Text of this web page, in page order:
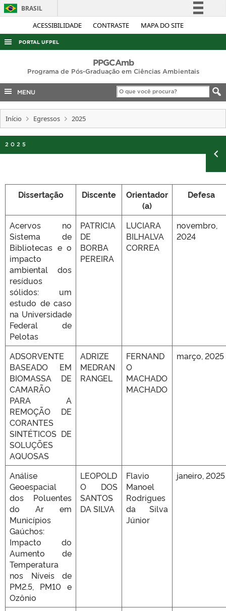
ACESSIBILIDADE CONTRASTE MAPA DO SITE
BRASIL
Simplifique!
Acesso à informação
Legislação
Canais
PORTAL UFPEL
AUDITORIA
COBALTO
CONCURSOS
EDITAIS
INTERNACIONAL
TELEFONES
PPGCAmb
Programa de Pós-Graduação em Ciências Ambientais
MENU
Início Egressos 2025
2025
Dissertação Discente
Orientador
(a)
Defesa
Acervos no
Sistema de
Bibliotecas e o
impacto
ambiental dos
resíduos
sólidos: um
estudo de caso
na Universidade
Federal de
Pelotas
PATRICIA
DE
BORBA
PEREIRA
LUCIARA
BILHALVA
CORREA
novembro,
2024
ADSORVENTE
BASEADO EM
BIOMASSA DE
CAMARÃO
PARA A
REMOÇÃO DE
CORANTES
SINTÉTICOS DE
SOLUÇÕES
AQUOSAS
ADRIZE
MEDRAN
RANGEL
FERNAND
O
MACHADO
MACHADO
março, 2025
Análise
Geoespacial
dos Poluentes
do Ar em
Municípios
Gaúchos:
Impacto do
Aumento de
Temperatura
nos Níveis de
PM2.5, PM10 e
Ozônio
LEOPOLD
O DOS
SANTOS
DA SILVA
Flavio
Manoel
Rodrigues
da Silva
Júnior
janeiro, 2025